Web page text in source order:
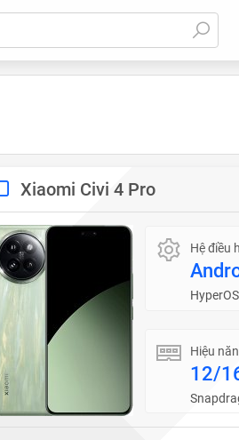
Xiaomi Civi 4 Pro
Hệ điều
HyperOS
Hiệu
12/